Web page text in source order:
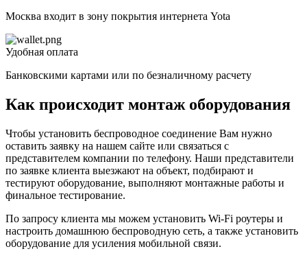
Москва входит в зону покрытия интернета Yota
Удобная оплата
Банковскими картами или по безналичному расчету
Как происходит монтаж оборудования
Чтобы установить беспроводное соединение Вам нужно
оставить заявку на нашем сайте или связаться с
представителем компании по телефону. Наши представители
по заявке клиента выезжают на объект, подбирают и
тестируют оборудование, выполняют монтажные работы и
финальное тестирование.
По запросу клиента мы можем установить Wi-Fi роутеры и
настроить домашнюю беспроводную сеть, а также установить
оборудование для усиления мобильной связи.